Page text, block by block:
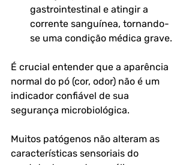
gastrointestinal e atingir a
corrente sanguínea, tornando-
se uma condição médica grave.
É crucial entender que a aparência
normal do pó (cor, odor) não é um
indicador confiável de sua
segurança microbiológica.
Muitos patógenos não alteram as
características sensoriais do